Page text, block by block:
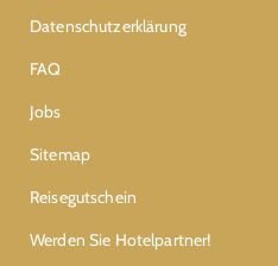
Datenschutzerklärung
FAQ
Jobs
Sitemap
Reisegutschein
Werden Sie Hotelpartner!